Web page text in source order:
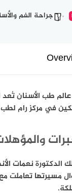
جراحة الفم
طب الأسنان تُعد
في مركز رام لطب
مسيرتها تعاملت